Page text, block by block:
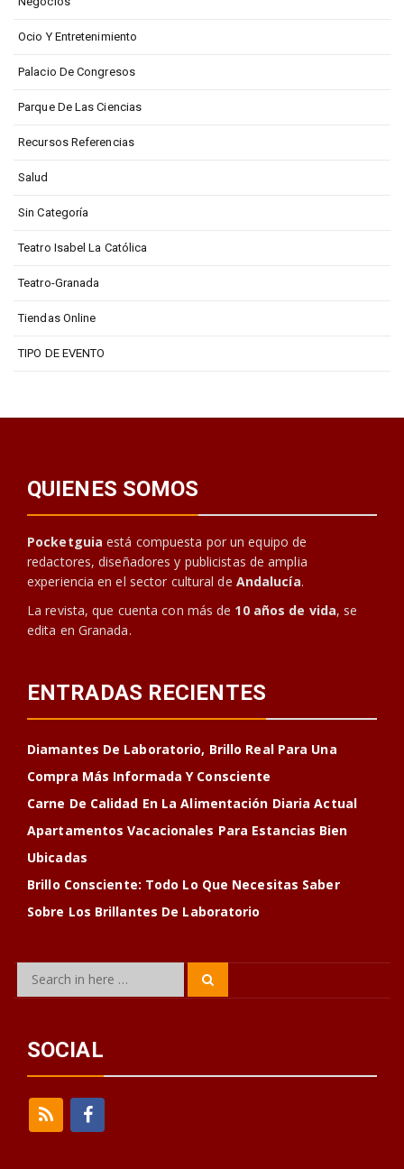
Ocio Y Entretenimiento
Palacio De Congresos
Parque De Las Ciencias
Recursos Referencias
Salud
Sin Categoría
Teatro Isabel La Católica
Teatro-Granada
Tiendas Online
TIPO DE EVENTO
QUIENES SOMOS
Pocketguia está compuesta por un equipo de
redactores, diseñadores y publicistas de amplia
experiencia en el sector cultural de Andalucía.
La revista, que cuenta con más de 10 años de vida, se
edita en Granada.
ENTRADAS RECIENTES
Diamantes De Laboratorio, Brillo Real Para Una
Compra Más Informada Y Consciente
Carne De Calidad En La Alimentación Diaria Actual
Apartamentos Vacacionales Para Estancias Bien
Ubicadas
Brillo Consciente: Todo Lo Que Necesitas Saber
Sobre Los Brillantes De Laboratorio
Search
SOCIAL